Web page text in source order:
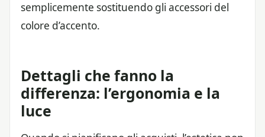
semplicemente sostituendo gli accessori del
colore d’accento.
Dettagli che fanno la
differenza: l’ergonomia e la
luce